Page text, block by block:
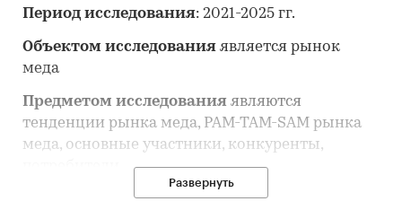
Период исследования: 2021-2025 гг.
Объектом исследования является рынок
меда
Предметом исследования являются
тенденции рынка меда, PAM-TAM-SAM рынка
меда, основные участники, конкуренты,
Анализ рынка меда выполнен по рынку в
Развернуть